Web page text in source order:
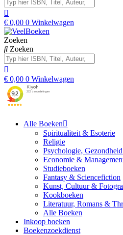
€ 0,00 0 Winkelwagen
Zoeken
Zoeken
€ 0,00 0 Winkelwagen
Alle Boeken
Spiritualiteit & Esoterie
Religie
Psychologie,
Economie &
Studieboeken
Fantasy & Sciencefiction
Kunst, Cultuur &
Kookboeken
Literatuur, Romans &
Alle Boeken
Inkoop boeken
Boekenzoekdienst